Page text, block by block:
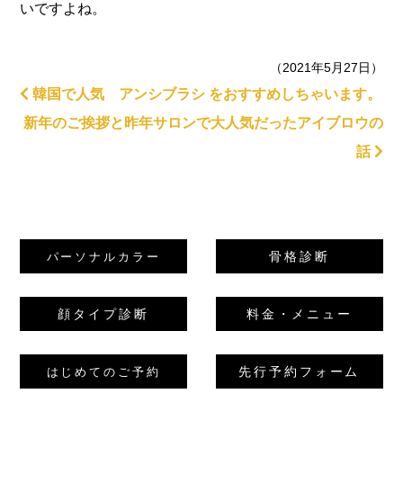
いですよね。
（2021年5月27日）
韓国で人気 アンシブラシ をおすすめしちゃいます。
新年のご挨拶と昨年サロンで大人気だったアイブロウの
話
パーソナルカラー 骨格診断
顔タイプ診断 料金・メニュー
はじめてのご予約 先行予約フォーム